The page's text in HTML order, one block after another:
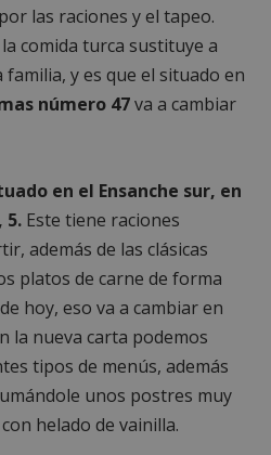
las raciones y el tapeo.
comida turca sustituye a
y es que el situado en
número 47va a cambiar
en el Ensanche sur, en
5. Este tiene raciones
además de las clásicas
platos de carne de forma
hoy, eso va a cambiar en
la nueva carta podemos
tipos de menús, además
unos postres muy
helado de vainilla.